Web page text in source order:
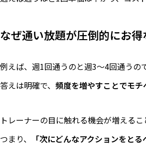
なぜ通い放題が圧倒的にお得
例えば、週1回通うのと週3〜4回通うの
答えは明確で、 頻度を増やすことでモ
トレーナーの目に触れる機会が増える
つまり、
「次にどんなアクションをとる